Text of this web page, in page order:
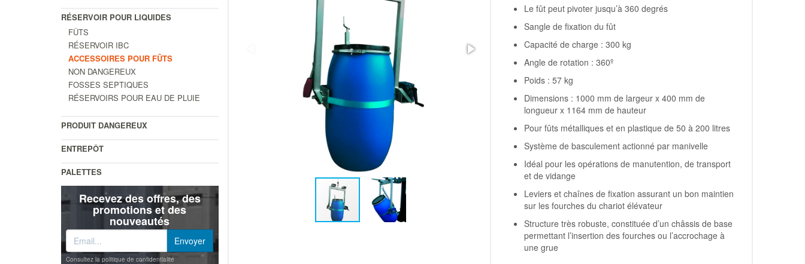
RÉSERVOIR POUR LIQUIDES
FÛTS
RÉSERVOIR IBC
ACCESSOIRES POUR FÛTS
NON DANGEREUX
FOSSES SEPTIQUES
RÉSERVOIRS POUR EAU DE PLUIE
PRODUIT DANGEREUX
ENTREPÔT
PALETTES
Recevez des offres, des
promotions et des
nouveautés
Consultez la politique de confidentialité
Le fût peut pivoter jusqu’à 360 degrés
Sangle de fixation du fût
Capacité de charge : 300 kg
Angle de rotation : 360º
Poids : 57 kg
Dimensions : 1000 mm de largeur x 400 mm de
longueur x 1164 mm de hauteur
Pour fûts métalliques et en plastique de 50 à 200 litres
Système de basculement actionné par manivelle
Idéal pour les opérations de manutention, de transport
et de vidange
Leviers et chaînes de fixation assurant un bon maintien
sur les fourches du chariot élévateur
Structure très robuste, constituée d’un châssis de base
permettant l’insertion des fourches ou l’accrochage à
une grue